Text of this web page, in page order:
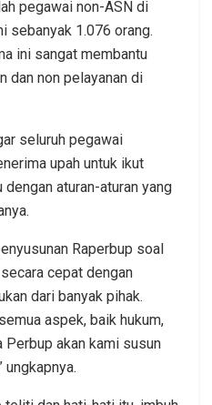
pegawai non-ASN di
sebanyak 1.076 orang.
ini sangat membantu
dan non pelayanan di
seluruh pegawai
upah untuk ikut
aturan-aturan yang
Raperbup soal
cepat dengan
dari banyak pihak.
aspek, baik hukum,
akan kami susun
ungkapnya.